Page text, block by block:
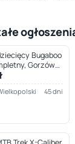
Bugaboo
Gorzów
45 dni